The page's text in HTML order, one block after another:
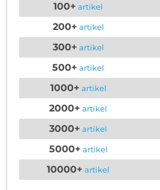
100+ artikel
200+ artikel
300+ artikel
500+ artikel
1000+ artikel
2000+ artikel
3000+ artikel
5000+ artikel
10000+ artikel